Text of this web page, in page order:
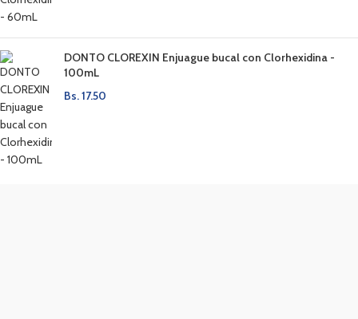
DONTO CLOREXIN Enjuague bucal con Clorhexidina -
100mL
Bs.17.50